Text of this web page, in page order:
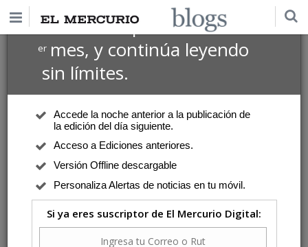
Suscríbete por $1 USD
ermes, y continúa leyendo
sin límites.
Accede la noche anterior a la publicación de
la edición del día siguiente.
Acceso a Ediciones anteriores.
Versión Offline descargable
Personaliza Alertas de noticias en tu móvil.
Si ya eres suscriptor de El Mercurio Digital: